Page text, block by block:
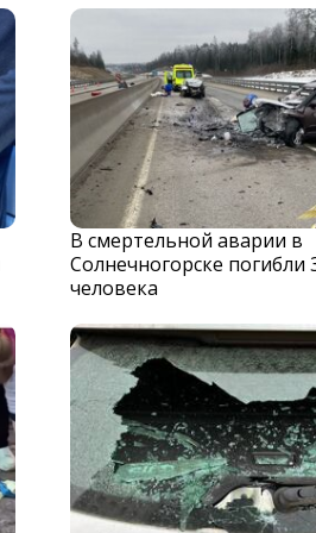
В смертельной аварии в
Солнечногорске погибли
человека